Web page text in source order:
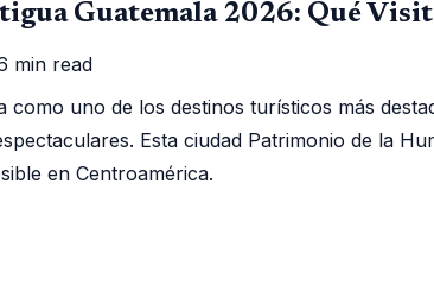
Guatemala 2026: Qué
min read
como uno de los destinos turísticos más
Esta ciudad Patrimonio de la
en Centroamérica.